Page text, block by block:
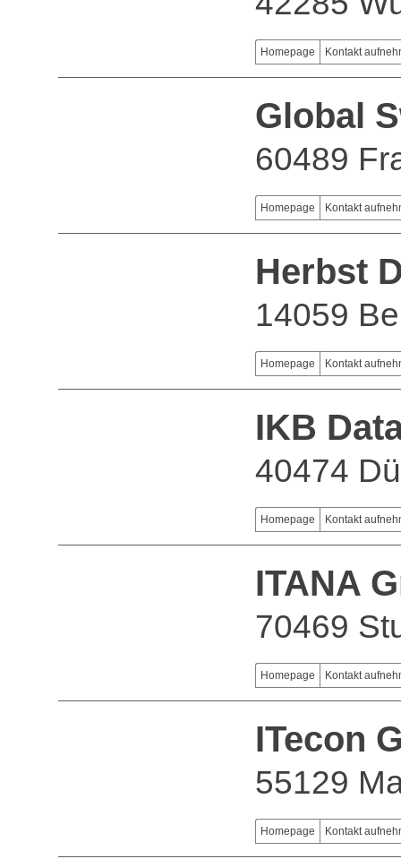
Homepage Kontakt
Global
60489
Homepage Kontakt
Herbst
14059
Homepage Kontakt
IKB
40474
Homepage Kontakt
ITANA
70469
Homepage Kontakt
ITecon
55129
Homepage Kontakt